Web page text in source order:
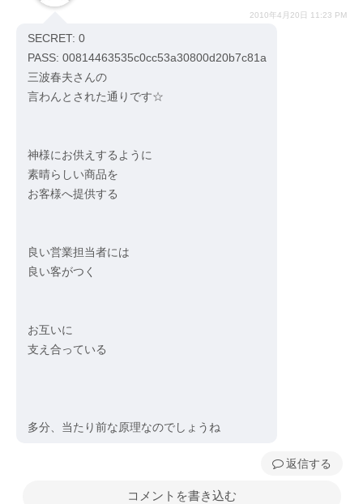
2010年4月20日 11:23 PM
SECRET: 0
PASS: 00814463535c0cc53a30800d20b7c81a
三波春夫さんの
言わんとされた通りです☆
神様にお供えするように
素晴らしい商品を
お客様へ提供する
良い営業担当者には
良い客がつく
お互いに
支え合っている
多分、当たり前な原理なのでしょうね
返信
コメントを書き込む